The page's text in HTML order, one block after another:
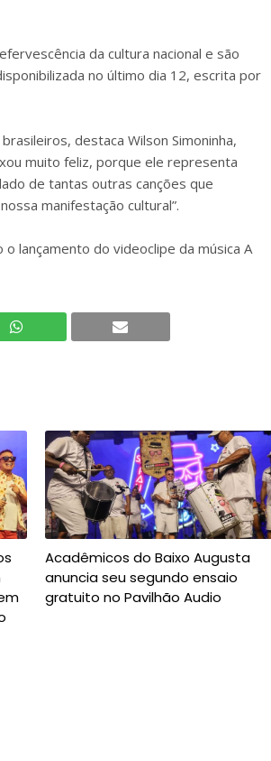
da cultura nacional e são
no último dia 12, escrita por
destaca Wilson Simoninha,
muito feliz, porque ele representa
de tantas outras canções que
manifestação cultural”.
lançamento do videoclipe da música A
Acadêmicos do Baixo Augusta
anuncia seu segundo ensaio
gratuito no Pavilhão Audio